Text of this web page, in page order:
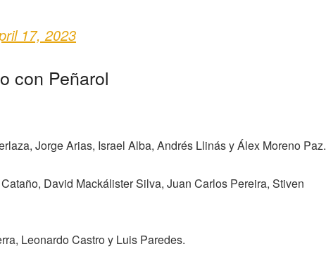
17, 2023
con Peñarol
Jorge Arias, Israel Alba, Andrés Llinás y Álex Moreno Paz.
David Mackálister Silva, Juan Carlos Pereira, Stiven
Leonardo Castro y Luis Paredes.